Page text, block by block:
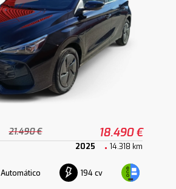
21.490 € 18.490 €
2025 14.318 km
Automático 194 cv